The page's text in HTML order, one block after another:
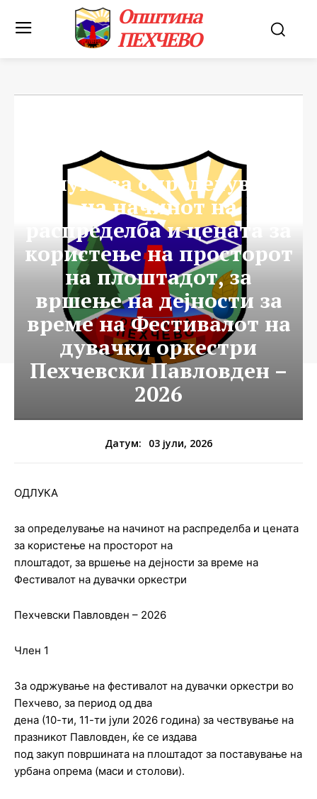
Општина
ПЕХЧЕВО
Одлука за определување
на начинот на
распределба и цената за
користење на просторот
на плоштадот, за
вршење на дејности за
време на Фестивалот на
дувачки оркестри
Пехчевски Павловден –
2026
Датум: 03 јули, 2026
OДЛУКА
за определување на начинот на распределба и цената
за користење на просторот на
плоштадот, за вршење на дејности за време на
Фестивалот на дувачки оркестри
Пехчевски Павловден – 2026
Член 1
За одржување на фестивалот на дувачки оркестри во
Пехчево, за период од два
дена (10-ти, 11-ти јули 2026 година) за чествување на
празникот Павловден, ќе се издава
под закуп површината на плоштадот за поставување на
урбана опрема (маси и столови).